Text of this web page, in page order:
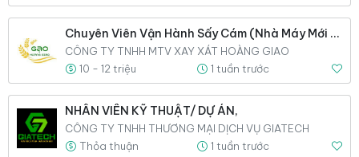
Chuyên Viên Vận Hành Sấy Cám (nhà Máy Mới Lắp Đặt),
CÔNG TY TNHH MTV XAY XÁT HOÀNG GIAO
10 - 12 triệu
1 tuần trước
NHÂN VIÊN KỸ THUẬT/ DỰ ÁN,
CÔNG TY TNHH THƯƠNG MẠI DỊCH VỤ GIATECH
Thỏa thuận
1 tuần trước